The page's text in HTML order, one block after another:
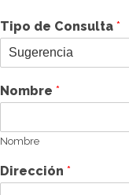
Tipo de Consulta *
Nombre *
Nombre
Dirección *